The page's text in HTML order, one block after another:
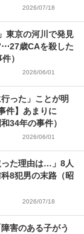
2026/07/18
東京の河川で発見
歳CAを殺した
）
2026/06/01
った」ことが明
件】あまりに
34年の事件）
2026/06/01
った理由は…」8人
8犯男の末路（昭
2026/07/18
害のある子がう